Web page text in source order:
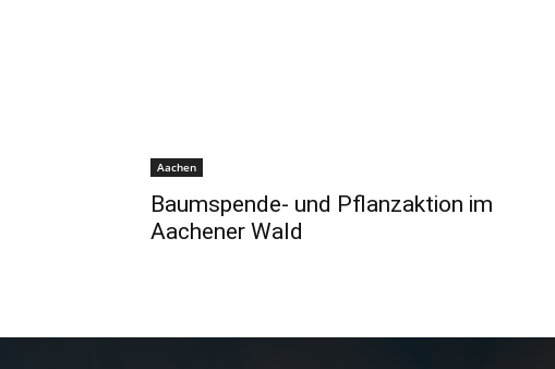
Aachen
Baumspende- und Pflanzaktion im
Aachener Wald